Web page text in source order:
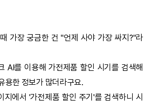
가장 궁금한 건 "언제 사야 가장 싸지?"라
AI를 이용해 가전제품 할인 시기를 검색해
용한 정보가 많더라구요.
지에서 '가전제품 할인 주기'를 검색하니 시